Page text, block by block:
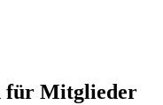
für Mitglieder